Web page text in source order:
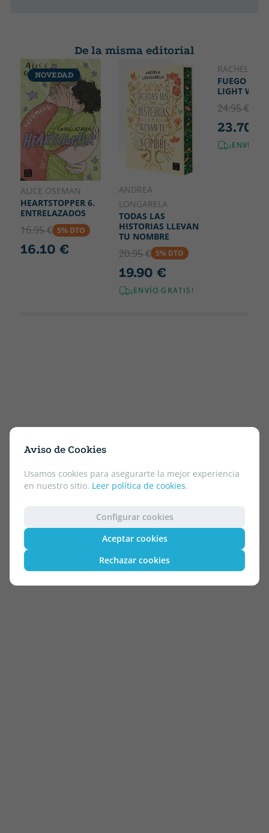
Aviso de Cookies
Usamos cookies para asegurarte la mejor experiencia
en nuestro sitio. Leer política de cookies.
Configurar cookies
Aceptar cookies
Rechazar cookies
De la misma editorial
NOVEDAD
ALICE OSEMAN
HEARTSTOPPER 6.
ENTRELAZADOS
16.95 € 5% DTO
16.10 €
ANDREA
LONGARELA
TODAS LAS
HISTORIAS LLEVAN
TU NOMBRE
20.95 € 5% DTO
19.90 €
¡ENVÍO GRATIS!
RACHEL
FUEGO Y
LIGHT
24.95 €
23.70 €
¡ENVÍO